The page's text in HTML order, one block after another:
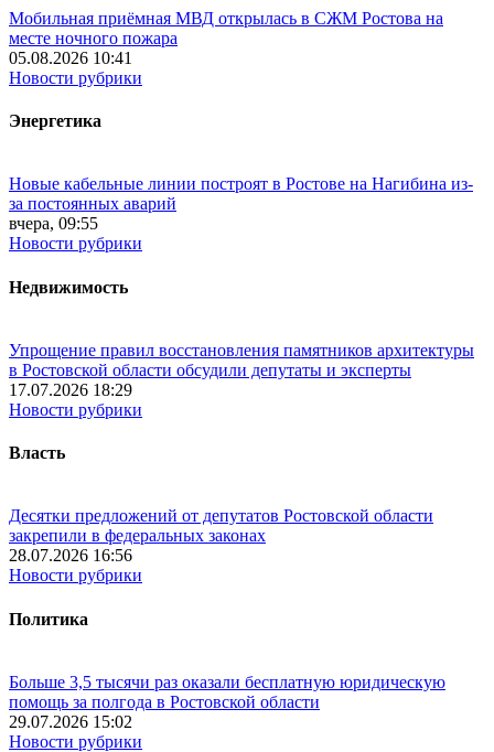
Мобильная приёмная МВД открылась в СЖМ Ростова на
месте ночного пожара
05.08.2026 10:41
Новости рубрики
Энергетика
Новые кабельные линии построят в Ростове на Нагибина из-
за постоянных аварий
вчера, 09:55
Новости рубрики
Недвижимость
Упрощение правил восстановления памятников архитектуры
в Ростовской области обсудили депутаты и эксперты
17.07.2026 18:29
Новости рубрики
Власть
Десятки предложений от депутатов Ростовской области
закрепили в федеральных законах
28.07.2026 16:56
Новости рубрики
Политика
Больше 3,5 тысячи раз оказали бесплатную юридическую
помощь за полгода в Ростовской области
29.07.2026 15:02
Новости рубрики